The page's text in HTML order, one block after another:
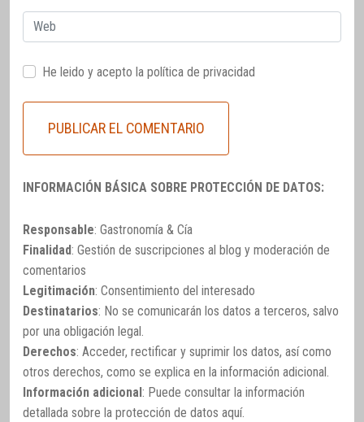
Web
He leido y acepto la política de privacidad
INFORMACIÓN BÁSICA SOBRE PROTECCIÓN DE DATOS:
Responsable: Gastronomía & Cía
Finalidad: Gestión de suscripciones al blog y moderación de
comentarios
Legitimación: Consentimiento del interesado
Destinatarios: No se comunicarán los datos a terceros, salvo
por una obligación legal.
Derechos: Acceder, rectificar y suprimir los datos, así como
otros derechos, como se explica en la información adicional.
Información adicional : Puede consultar la información
detallada sobre la protección de datos aquí.